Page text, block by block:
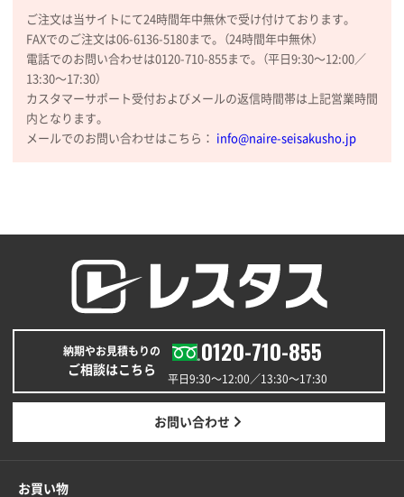
希望の商品の取り扱いがあったので
大阪府のお客様
厚手コットンマチ付トートL ナチュラル(A4対応)
200枚
2025年12月25日 13:33
以前の注文も含め価格と品質
青森県K社様
ワンポイントポリ袋 A4サイズ1000枚
2025年12月24日 13:22
安い
ワンポイント箔押し紙袋 M横サイズ(A4対応)100
2025年12月22日 03:31
ご注文は当サイトにて24時間年中無休で受け付けております。
FAXでのご注文は06-6136-5180まで。（24時間年中無休）
電話でのお問い合わせは0120-710-855まで。（平日9:30〜12:00／
13:30〜17:30）
カスタマーサポート受付およびメールの返信時間帯は上記営業時間
内となります。
メールでのお問い合わせはこちら： info@naire-seisakusho.jp
納期やお見積もりの
ご相談はこちら
0120-710-855
平日9:30〜12:00／13:30〜17:30
お問い合わせ
お買い物